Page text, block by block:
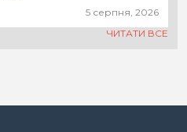
5 серпня, 2026
ЧИТАТИ ВСЕ